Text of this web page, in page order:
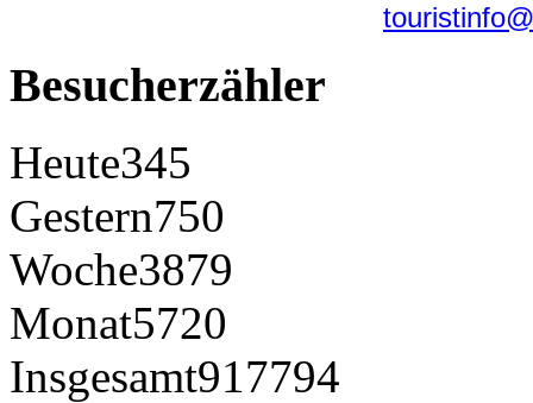
Besucherzähler
Heute345
Gestern750
Woche3879
Monat5720
Insgesamt917794